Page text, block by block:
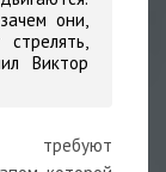
они,
Виктор
требуют